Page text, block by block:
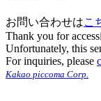
お問い合わせはこ
Thank you for
Unfortunately, this
For inquiries, please
Kakao piccoma Corp.